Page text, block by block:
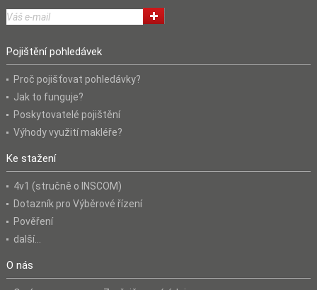
Pojištění pohledávek
Proč pojišťovat pohledávky?
Jak to funguje?
Poskytovatelé pojištění
Výhody využití makléře?
Ke stažení
4v1 (stručně o INSCOM)
Dotazník pro Výběrové řízení
Pověření
další...
O nás